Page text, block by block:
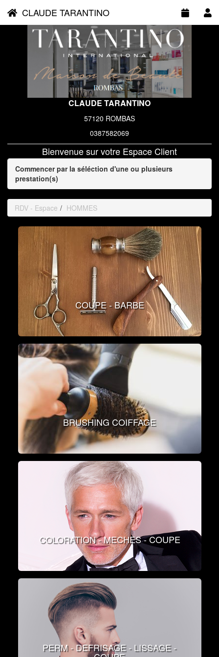
CLAUDE TARANTINO
57120 ROMBAS
0387582069
Bienvenue sur votre Espace Client
CLAUDE TARANTINO
Commencer par la séléction d'une ou plusieurs
prestation(s)
RDV - Espace HOMMES
COUPE - BARBE
BRUSHING COIFFAGE
COLORATION - MECHES - COUPE
PERM - DEFRISAGE - LISSAGE -